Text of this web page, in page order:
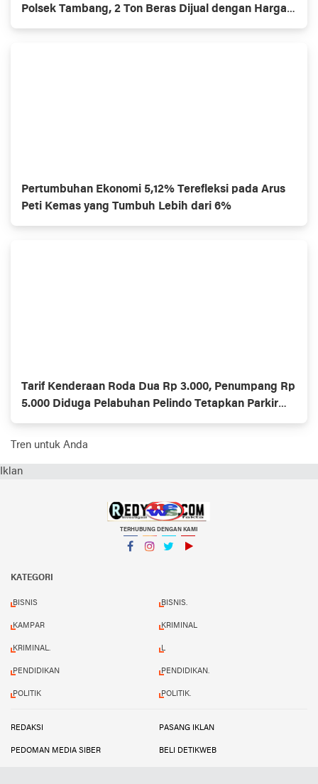
Polsek Tambang, 2 Ton Beras Dijual dengan Harga
Terjangkau
Pertumbuhan Ekonomi 5,12% Terefleksi pada Arus
Peti Kemas yang Tumbuh Lebih dari 6%
Tarif Kenderaan Roda Dua Rp 3.000, Penumpang Rp
5.000 Diduga Pelabuhan Pelindo Tetapkan Parkir
Ilegal
Tren untuk Anda
Iklan
TERHUBUNG DENGAN KAMI
KATEGORI
BISNIS BISNIS.
KAMPAR KRIMINAL
KRIMINAL. L
PENDIDIKAN PENDIDIKAN.
POLITIK POLITIK.
REDAKSI PASANG IKLAN
PEDOMAN MEDIA SIBER BELI DETIKWEB